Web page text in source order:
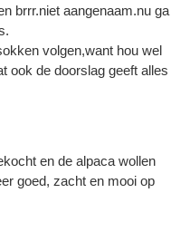
brrr.niet aangenaam.nu ga
volgen,want hou wel
ook de doorslag geeft alles
en de alpaca wollen
goed, zacht en mooi op